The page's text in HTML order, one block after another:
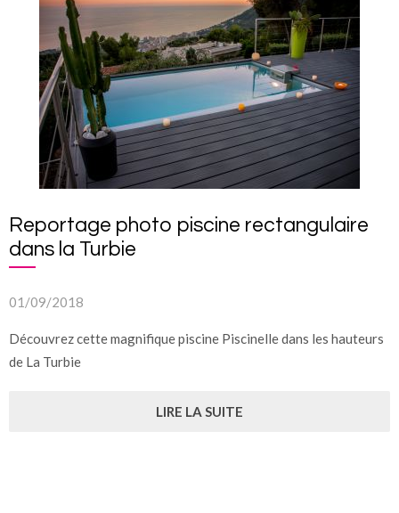
Reportage photo piscine rectangulaire
dans la Turbie
01/09/2018
Découvrez cette magnifique piscine Piscinelle dans les hauteurs
de La Turbie
LIRE LA SUITE